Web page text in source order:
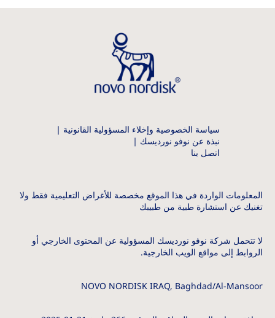
سياسة الخصوصية وإخلاء المسؤولية القانونية
نبذة عن نوفو نورديسك
اتصل بنا
المعلومات الواردة في هذا الموقع مخصصة للأغراض التعليمية فقط ولا
تغنيك عن استشارة طبية من طبيبك
لا تتحمل شركة نوفو نورديسك المسؤولية عن المحتوى الخارجي أو
الروابط إلى مواقع الويب الخارجية.
NOVO NORDISK IRAQ, Baghdad/Al-Mansoor